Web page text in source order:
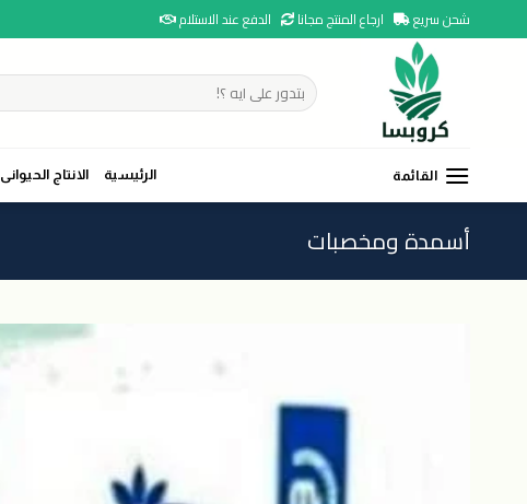
to
شحن سريع ارجاع المنتج مجانا الدفع عند الاستلام
البحث
عن:
القائمة الرئيسية الانتاج الحيوانى
أسمدة ومخصبات